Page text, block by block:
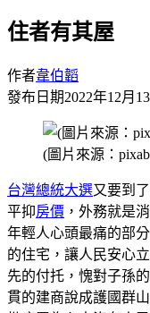
住者有其屋
作者韋伯韜
發布日期2022年12月
(圖片來源：
台灣總統大選又要到
平抑房價 ，外務就是
年輕人心頭最痛的部
的住宅，讓人民安心
先的付托，愧對子孫
貫的建商說成護國群